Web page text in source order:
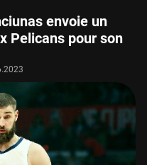
envoie un
Pelicans pour son